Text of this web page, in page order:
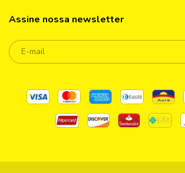
Assine nossa newsletter